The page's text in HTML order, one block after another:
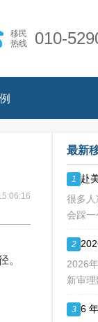
移民
热线
010-
。
最新
1
很多
会踩一
纠结
卡，
白浪
2
2026
新审理
能获
3